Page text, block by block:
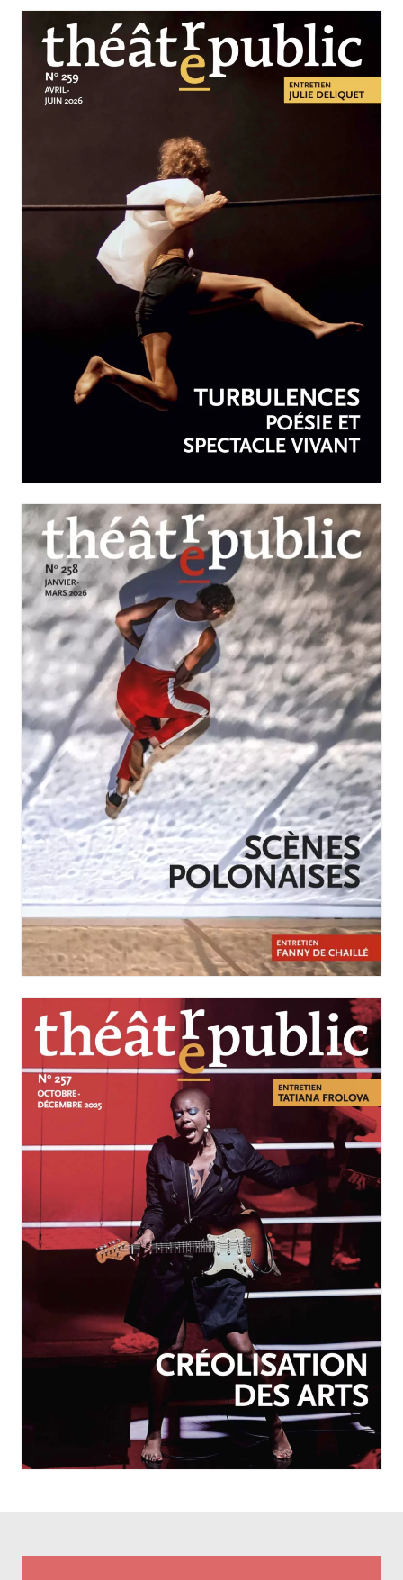
AVRIL-JUIN 2026
N°259
Turbulences : poésie et
spectacle vivant
JANVIER-MARS 2026
N°258
Scènes polonaises
OCTOBRE-DÉCEMBRE 2025
Créolisation des arts